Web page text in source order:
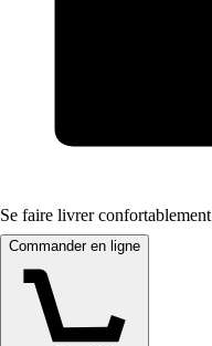
Se faire livrer confortablement
Commander en ligne